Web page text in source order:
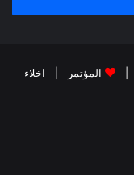
المؤتمر
اخلاء